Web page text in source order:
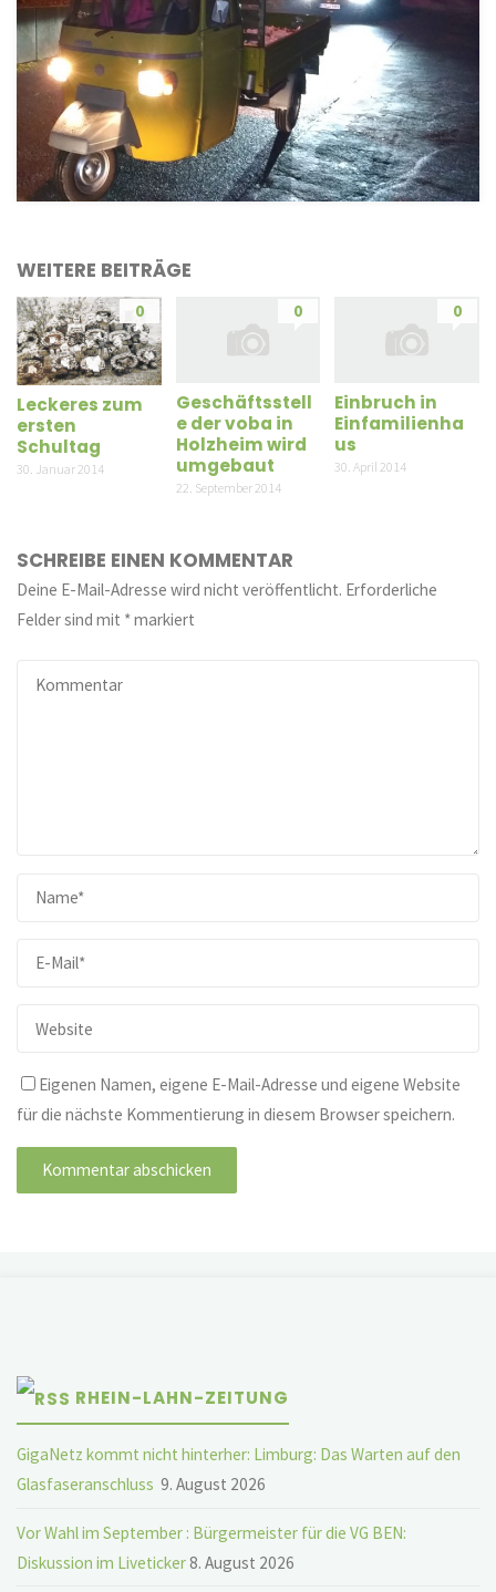
WEITERE BEITRÄGE
0
Leckeres zum
ersten
Schultag
30. Januar 2014
0
Geschäftsstell
e der voba in
Holzheim wird
umgebaut
22. September 2014
0
Einbruch in
Einfamilienha
us
30. April 2014
SCHREIBE EINEN KOMMENTAR
Deine E-Mail-Adresse wird nicht veröffentlicht. Erforderliche
Felder sind mit *markiert
Eigenen Namen, eigene E-Mail-Adresse und eigene Website
für die nächste Kommentierung in diesem Browser speichern.
RHEIN-LAHN-ZEITUNG
GigaNetz kommt nicht hinterher: Limburg: Das Warten auf den
Glasfaseranschluss 9. August 2026
Vor Wahl im September : Bürgermeister für die VG BEN:
Diskussion im Liveticker8. August 2026